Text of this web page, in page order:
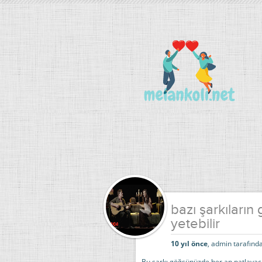
bazı
yetebilir
10 yıl önce, admin